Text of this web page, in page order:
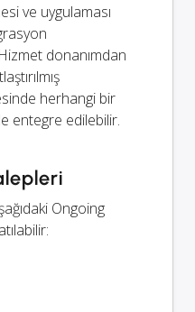
ve uygulaması
donanımdan
herhangi bir
entegre edilebilir.
Ongoing